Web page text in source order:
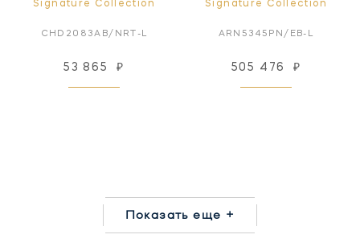
Signature Collection
CHD2083AB/NRT-L
53 865 ₽
Signature Collection
ARN5345PN/EB-L
505 476 ₽
Показать еще +